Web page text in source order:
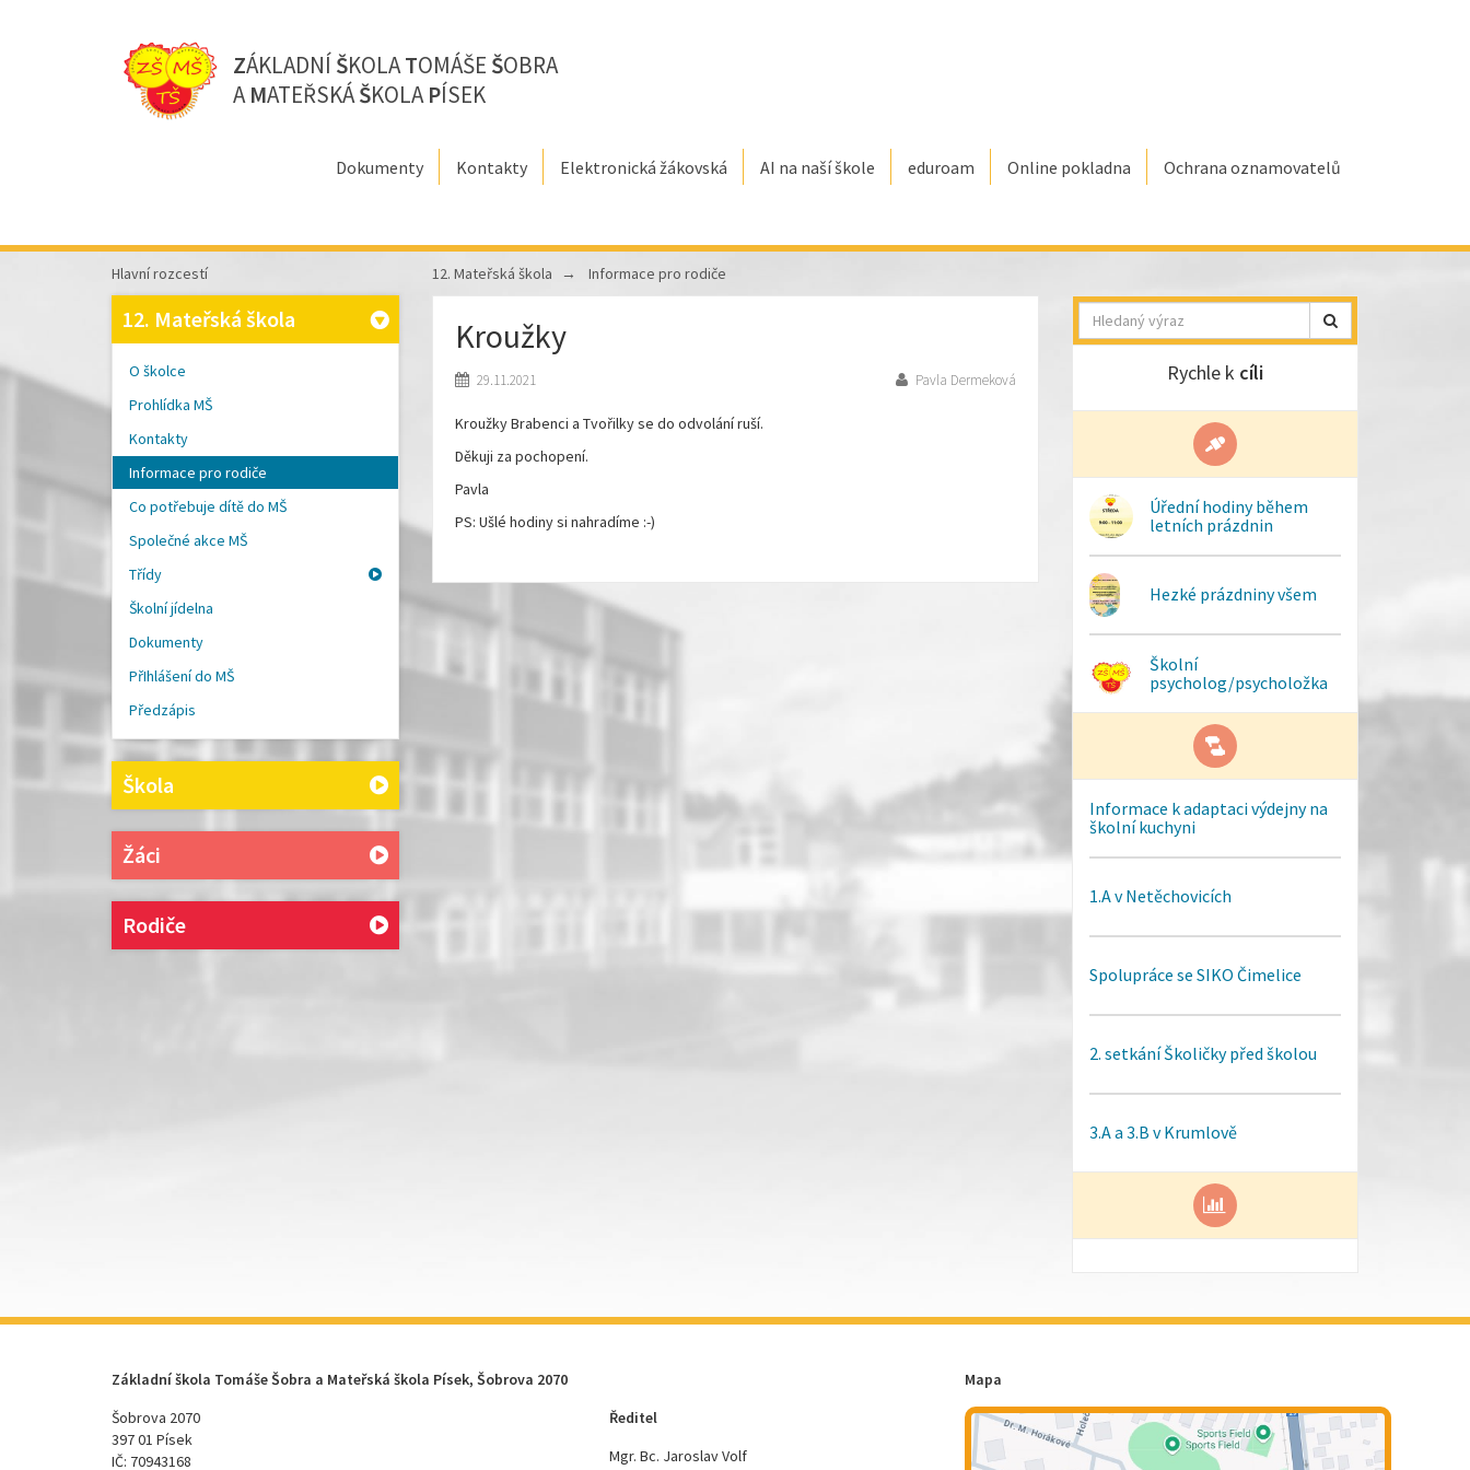
ZÁKLADNÍ ŠKOLATOMÁŠE ŠOBRA
AMATEŘSKÁŠKOLAPÍSEK
Dokumenty Kontakty Elektronická žákovská AI na naší škole eduroam Online pokladna Ochrana oznamovatelů
Hlavní rozcestí
12. Mateřská škola
O školce
Prohlídka MŠ
Kontakty
Informace pro rodiče
Co potřebuje dítě do MŠ
Společné akce MŠ
Třídy
Školní jídelna
Dokumenty
PřIhlášení do MŠ
Předzápis
Škola
Žáci
Rodiče
12. Mateřská škola Informace pro rodiče
Kroužky
Pavla Dermeková
29.11.2021
Kroužky Brabenci a Tvořilky se do odvolání ruší.
Děkuji za pochopení.
Pavla
PS: Ušlé hodiny si nahradíme :-)
Hledat
Rychle k cíli
Úřední hodiny během
letních prázdnin
Hezké prázdniny všem
Školní
psycholog/psycholožka
Informace k adaptaci výdejny na
školní kuchyni
1.A v Netěchovicích
Spolupráce se SIKO Čimelice
2. setkání Školičky před školou
3.A a 3.B v Krumlově
Základní škola Tomáše Šobra a Mateřská škola Písek, Šobrova 2070
Šobrova 2070
397 01 Písek
IČ: 70943168
Ředitel
Mgr. Bc. Jaroslav Volf
Mapa